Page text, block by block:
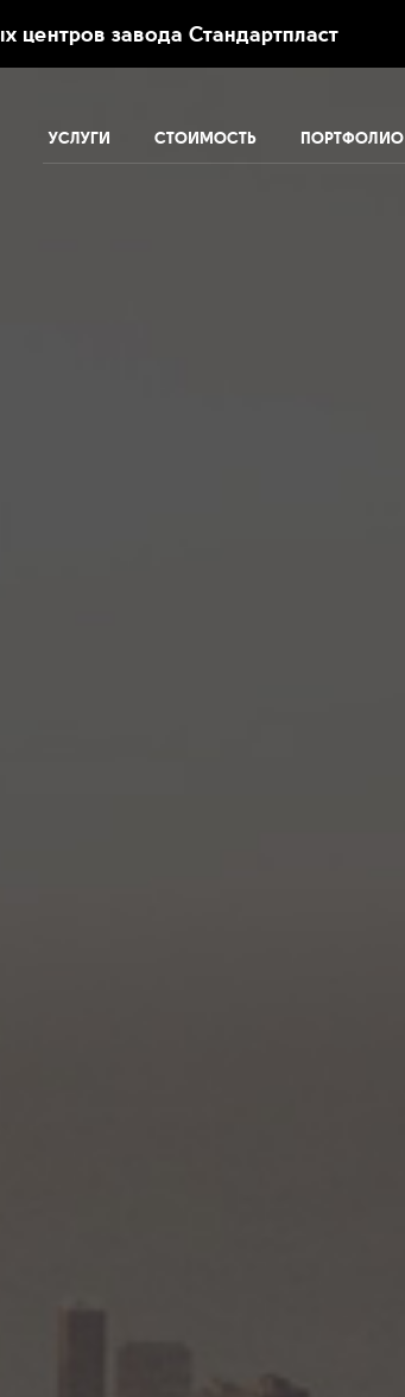
центров завода Стандартпласт
УСЛУГИ СТОИМОСТЬ ПОРТФОЛИО